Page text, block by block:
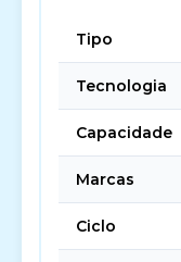
Tipo
Tecnologia
Capacidade
Marcas
Ciclo